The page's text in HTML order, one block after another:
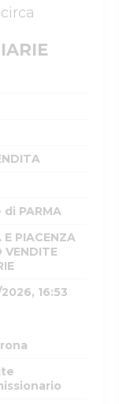
PARMA
E PIACENZA
VENDITE
16:53